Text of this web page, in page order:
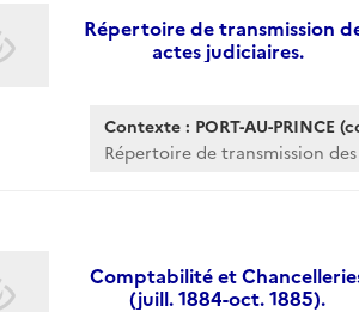
Répertoire de transmission
actes judiciaires.
Contexte : PORT-AU-PRINCE
Répertoire de transmission
Comptabilité et
(juill. 1884-oct. 1885).